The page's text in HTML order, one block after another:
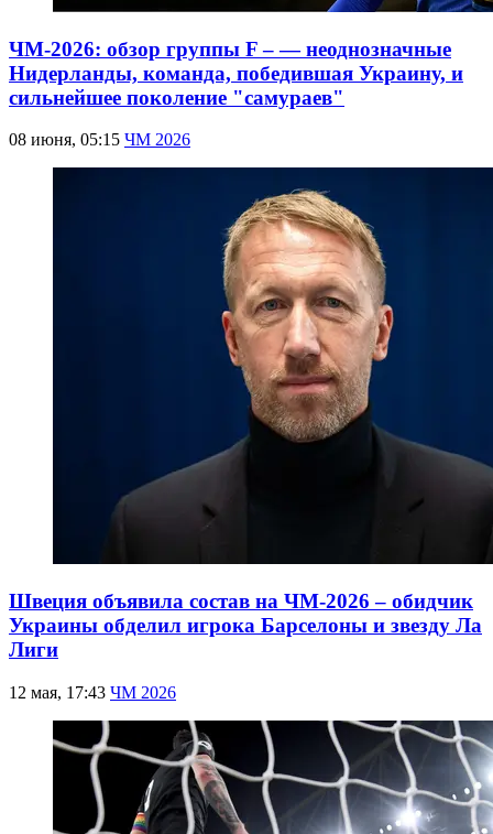
ЧМ-2026: обзор группы F – — неоднозначные
Нидерланды, команда, победившая Украину, и
сильнейшее поколение "самураев"
08 июня, 05:15 ЧМ 2026
Швеция объявила состав на ЧМ-2026 – обидчик
Украины обделил игрока Барселоны и звезду Ла
Лиги
12 мая, 17:43 ЧМ 2026